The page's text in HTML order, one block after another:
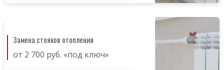
Замена стояков отопления
от 2 700 руб. «под ключ»